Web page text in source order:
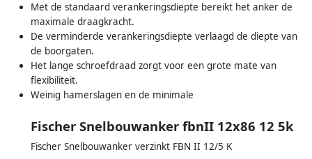
Met de standaard verankeringsdiepte bereikt het anker de
maximale draagkracht.
De verminderde verankeringsdiepte verlaagd de diepte van
de boorgaten.
Het lange schroefdraad zorgt voor een grote mate van
flexibiliteit.
Weinig hamerslagen en de minimale
Fischer Snelbouwanker fbnII 12x86 12 5k
Fischer Snelbouwanker verzinkt FBN II 12/5 K